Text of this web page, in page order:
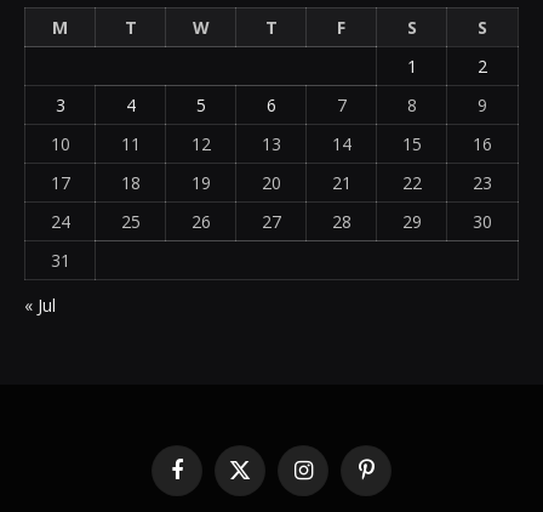
M
T W T F S
S
1
2
3
4 5 6 7 8
9
10
11 12 13 14 15
16
17
18 19 20 21 22
23
24
25 26 27 28 29
30
31
« Jul
Facebook
X
(Twitter)
InstagramPinterest